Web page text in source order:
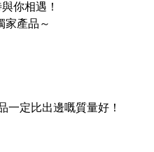
你相遇！
家產品～
一定比出邊嘅質量好！